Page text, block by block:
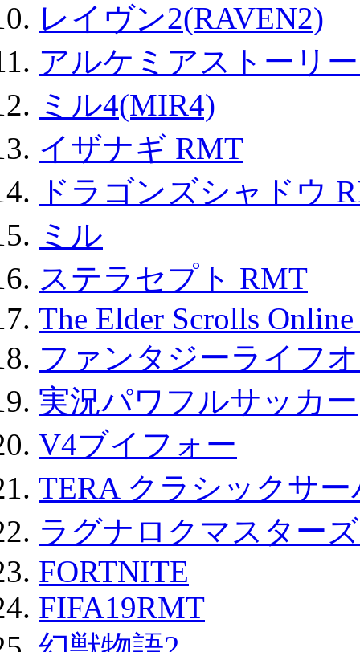
レイヴン2(RAVEN2)
アルケミアストーリ
ミル4(MIR4)
イザナギ RMT
ドラゴンズシャドウ
ミル
ステラセプト RMT
The Elder Scrolls
ファンタジーライフ
実況パワフルサッカー
V4ブイフォー
TERA クラシックサ
ラグナロクマスター
FORTNITE
FIFA19RMT